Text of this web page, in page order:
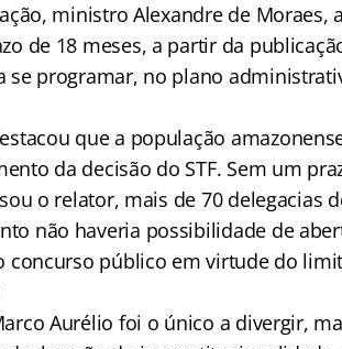
ministro Alexandre de
de 18 meses, a partir da
se programar, no plano
que a população
da decisão do STF. Sem um
o relator, mais de 70 delegacias
não haveria possibilidade de
concurso público em virtude do
Aurélio foi o único a divergir,